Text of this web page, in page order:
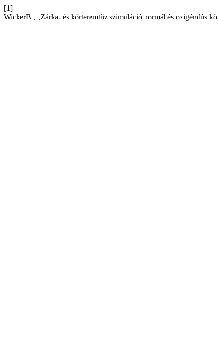
[1]
WickerB., „Zárka- és kórteremtűz szimuláció normál és oxigéndús